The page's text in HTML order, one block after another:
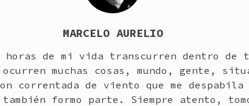
MARCELO AURELIO
horas de mi vida transcurren dentro de
muchas cosas, mundo, gente,
correntada de viento que me
formo parte. Siempre atento,